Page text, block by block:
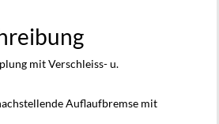
mit Verschleiss- u.
Auflaufbremse mit